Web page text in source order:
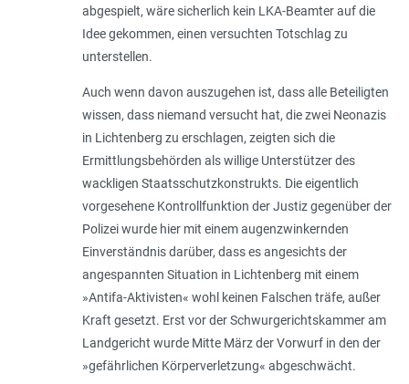
abgespielt, wäre sicherlich kein LKA-Beamter auf die
Idee gekommen, einen versuchten Totschlag zu
unterstellen.
Auch wenn davon auszugehen ist, dass alle Beteiligten
wissen, dass niemand versucht hat, die zwei Neonazis
in Lichtenberg zu erschlagen, zeigten sich die
Ermittlungsbehörden als willige Unterstützer des
wackligen Staatsschutzkonstrukts. Die eigentlich
vorgesehene Kontrollfunktion der Justiz gegenüber der
Polizei wurde hier mit einem augenzwinkernden
Einverständnis darüber, dass es angesichts der
angespannten Situation in Lichtenberg mit einem
»Antifa-Aktivisten« wohl keinen Falschen träfe, außer
Kraft gesetzt. Erst vor der Schwurgerichtskammer am
Landgericht wurde Mitte März der Vorwurf in den der
»gefährlichen Körperverletzung« abgeschwächt.